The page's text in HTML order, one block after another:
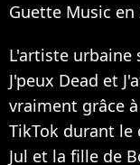
Guette Music en
L'artiste urbaine
J'peux Dead et
vraiment grâce
TikTok durant
Jul et la fille de